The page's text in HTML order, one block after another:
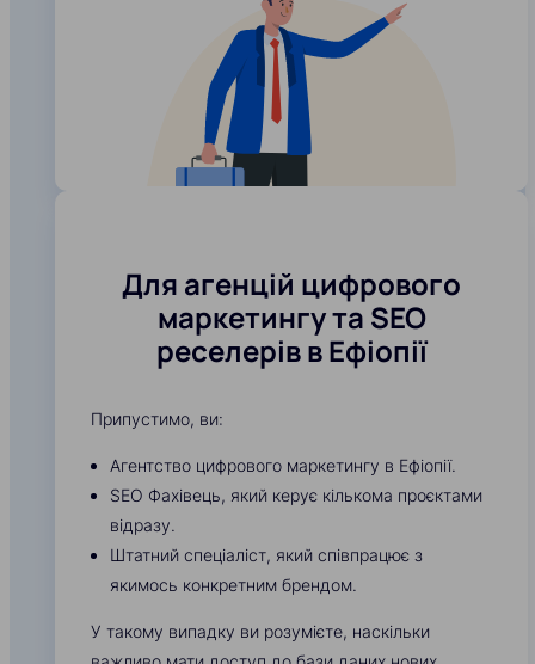
Для агенцій цифрового
маркетингу та SEO
реселерів в Ефіопії
Припустимо, ви:
Агентство цифрового маркетингу в Ефіопії.
SEO Фахівець, який керує кількома проєктами
відразу.
Штатний спеціаліст, який співпрацює з
якимось конкретним брендом.
У такому випадку ви розумієте, наскільки